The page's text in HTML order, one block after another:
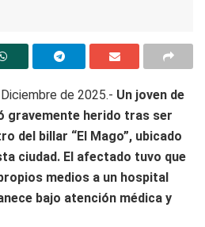
de 2025.- Un joven de
gravemente herido tras ser
del billar “El Mago”, ubicado
ciudad. El afectado tuvo que
medios a un hospital
bajo atención médica y